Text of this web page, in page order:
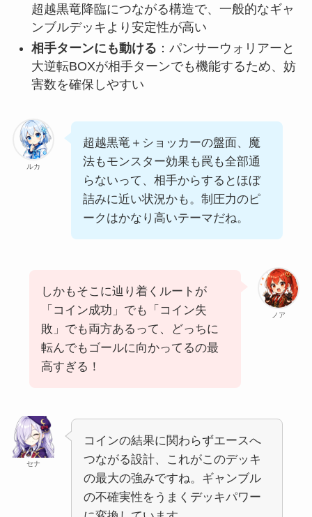
超越黒竜降臨につながる構造で、一般的なギャ
ンブルデッキより安定性が高い
相手ターンにも動ける ：パンサーウォリアーと
大逆転BOXが相手ターンでも機能するため、妨
害数を確保しやすい
ルカ
超越黒竜＋ショッカーの盤面、魔
法もモンスター効果も罠も全部通
らないって、相手からするとほぼ
詰みに近い状況かも。制圧力のピ
ークはかなり高いテーマだね。
ノア
しかもそこに辿り着くルートが
「コイン成功」でも「コイン失
敗」でも両方あるって、どっちに
転んでもゴールに向かってるの最
高すぎる！
セナ
コインの結果に関わらずエースへ
つながる設計、これがこのデッキ
の最大の強みですね。ギャンブル
の不確実性をうまくデッキパワー